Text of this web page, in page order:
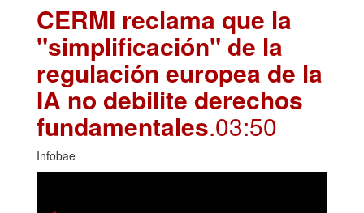
CERMI reclama que la
"simplificación" de la
regulación europea de la
IA no debilite derechos
fundamentales.03:50
Infobae